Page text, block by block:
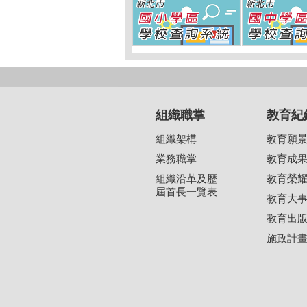
組織職掌
組織架構
業務職掌
組織沿革及歷
屆首長一覽表
教育紀
教育願景
教育成果
教育榮耀
教育大
教育出
施政計畫